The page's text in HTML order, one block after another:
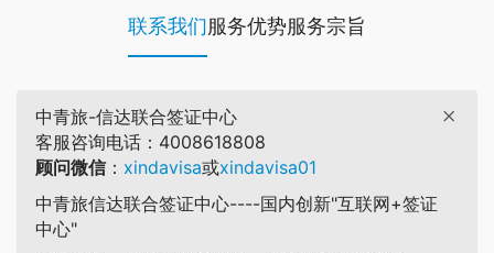
联系我们服务优势服务宗旨
中青旅-信达联合签证中心
客服咨询电话：4008618808
顾问微信： xindavisa或xindavisa01
中青旅信达联合签证中心----国内创新"互联网+签证
中心"